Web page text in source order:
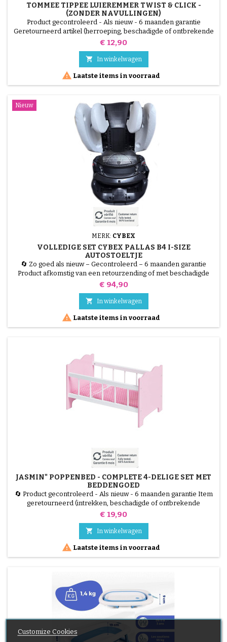
TOMMEE TIPPEE LUIEREMMER TWIST & CLICK -
(ZONDER NAVULLINGEN)
Product gecontroleerd - Als nieuw - 6 maanden garantie
Geretourneerd artikel (herroeping, beschadigde of ontbrekende
verpakking). Getest, 100% functioneel. Wordt verkocht zonder
capaciteit, anti-geur en anti-kiem systeem. Verkocht zonder
navullingen, navullingen afzonderlijk verkrijgbaar.
Prijs
€ 12,90
 In winkelwagen
 Laatste items in voorraad
Nieuw
MERK: CYBEX
VOLLEDIGE SET CYBEX PALLAS B4 I-SIZE
AUTOSTOELTJE
🔄 Zo goed als nieuw – Gecontroleerd – 6 maanden garantie
Product afkomstig van een retourzending of met beschadigde
verpakking, getest door onze technici en 100% functioneel.
frame voor de Cybex Pallas B4 i-Size is ideaal om een
beschadigde of gebarsten schaal te vervangen. Gebruik uw
originele...
Prijs
€ 94,90
 In winkelwagen
 Laatste items in voorraad
JASMIN" POPPENBED - COMPLETE 4-DELIGE SET MET
BEDDENGOED
🔄 Product gecontroleerd - Als nieuw - 6 maanden garantie Item
geretourneerd (intrekken, beschadigde of ontbrekende
verpakking). Getest, 100% functioneel. MDF houten "Jasmin"
Hearts" 3-delig beddengoed. Perfect voor poppen van alle
maten, stimuleert creativiteit en verbeelding.
Prijs
€ 19,90
 In winkelwagen
 Laatste items in voorraad
Customize Cookies